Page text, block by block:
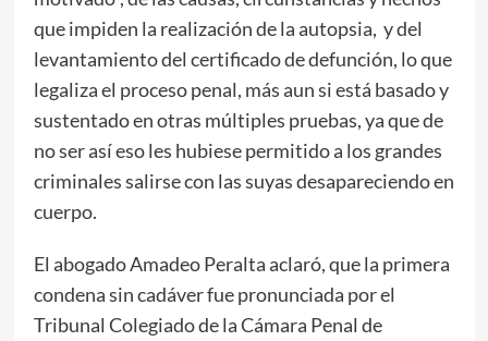
que impiden la realización de la autopsia, y del
levantamiento del certificado de defunción, lo que
legaliza el proceso penal, más aun si está basado y
sustentado en otras múltiples pruebas, ya que de
no ser así eso les hubiese permitido a los grandes
criminales salirse con las suyas desapareciendo en
cuerpo.
El abogado Amadeo Peralta aclaró, que la primera
condena sin cadáver fue pronunciada por el
Tribunal Colegiado de la Cámara Penal de